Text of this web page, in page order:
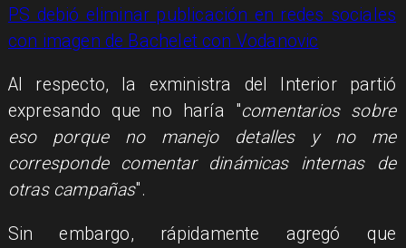
PS debió eliminar publicación en redes sociales
con imagen de Bachelet con Vodanovic
Al respecto, la exministra del Interior partió
expresando que no haría "comentarios sobre
eso porque no manejo detalles y no me
corresponde comentar dinámicas internas de
otras campañas".
Sin embargo, rápidamente agregó que